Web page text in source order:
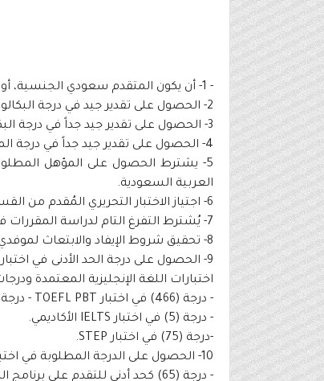
- 1- أن يكون المتقدم سعودي الجنسية، أو حاصلاً على منحة دراسية للدراسات العليا.
2- الحصول على تقدير جيد في درجة البكالوريوس للمتقدمين على برامج الدبلوم العالي.
3- الحصول على تقدير جيد جداً في درجة البكالوريوس أو الدبلوم العالي للمتقدمين على برامج الماجستير.
4- الحصول على تقدير جيد جداً في درجة الماجستير للمتقدمين على برامج الدكتوراه.
5- يشترط الحصول على المؤهل
العربية السعودية.
6- اجتياز الاختبار التحريري المُقدم من القسم.
7- يُشترط التفرغ التام لدراسة المقررات في مرحلة الدكتوراه.
8- تحقيق شروط الإيفاد والابتعاث لموفدي ومبتعثي الجامعات والجهات الحكومية بحسب مايُقر من لوائح وأنظمة تنظم دراستهم.
9- الحصول على درجة الحد الأدنى في
اختبارات اللغة الإنجليزية المعتمدة
- درجة (466) في اختبار TOEFL PBT - درجة (51) في اختبار TOEFL IBT.
- درجة (5) في اختبار IELTS الأكاديمي.
-درجة (75) في اختبار STEP.
10- الحصول على الدرجة المطلوبة في اختبار القدرات العامة للجامعيين كما يلي:
- درجة (65) كحد أدنى للتقدم على برنامج الدبلوم العالي.